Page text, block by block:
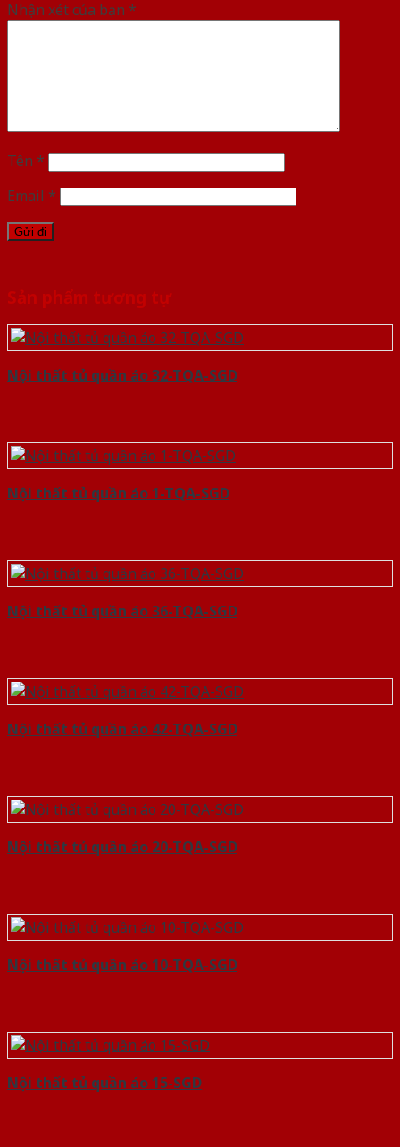
Nhận xét của bạn *
Tên *
Email *
Sản phẩm tương tự
Nội thất tủ quần áo 32-TQA-SGD
Nội thất tủ quần áo 1-TQA-SGD
Nội thất tủ quần áo 36-TQA-SGD
Nội thất tủ quần áo 42-TQA-SGD
Nội thất tủ quần áo 20-TQA-SGD
Nội thất tủ quần áo 10-TQA-SGD
Nội thất tủ quần áo 15-SGD